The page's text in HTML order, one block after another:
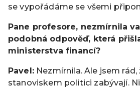
se vypořádáme se všemi
Pane profesore, nezmírnila
podobná odpověď, která
ministerstva financí?
Pavel:Nezmírnila. Ale jsem rád,
stanoviskem politici zabývají.